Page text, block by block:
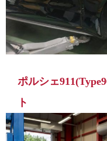
ポルシェ
ト